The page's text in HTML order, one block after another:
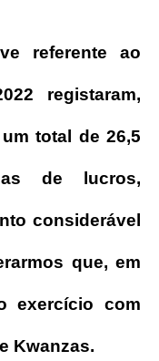
referente ao
registaram,
total de 26,5
de lucros,
considerável
que, em
exercício com
Kwanzas.